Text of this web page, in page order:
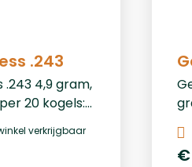
.243
.243 4,9 gram,
20 kogels:
verkrijgbaar
€